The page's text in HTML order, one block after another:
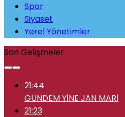
Spor
Siyaset
Yerel Yönetimler
Son Gelişmeler
21:44
GÜNDEM YİNE JAN MARİ
21:23